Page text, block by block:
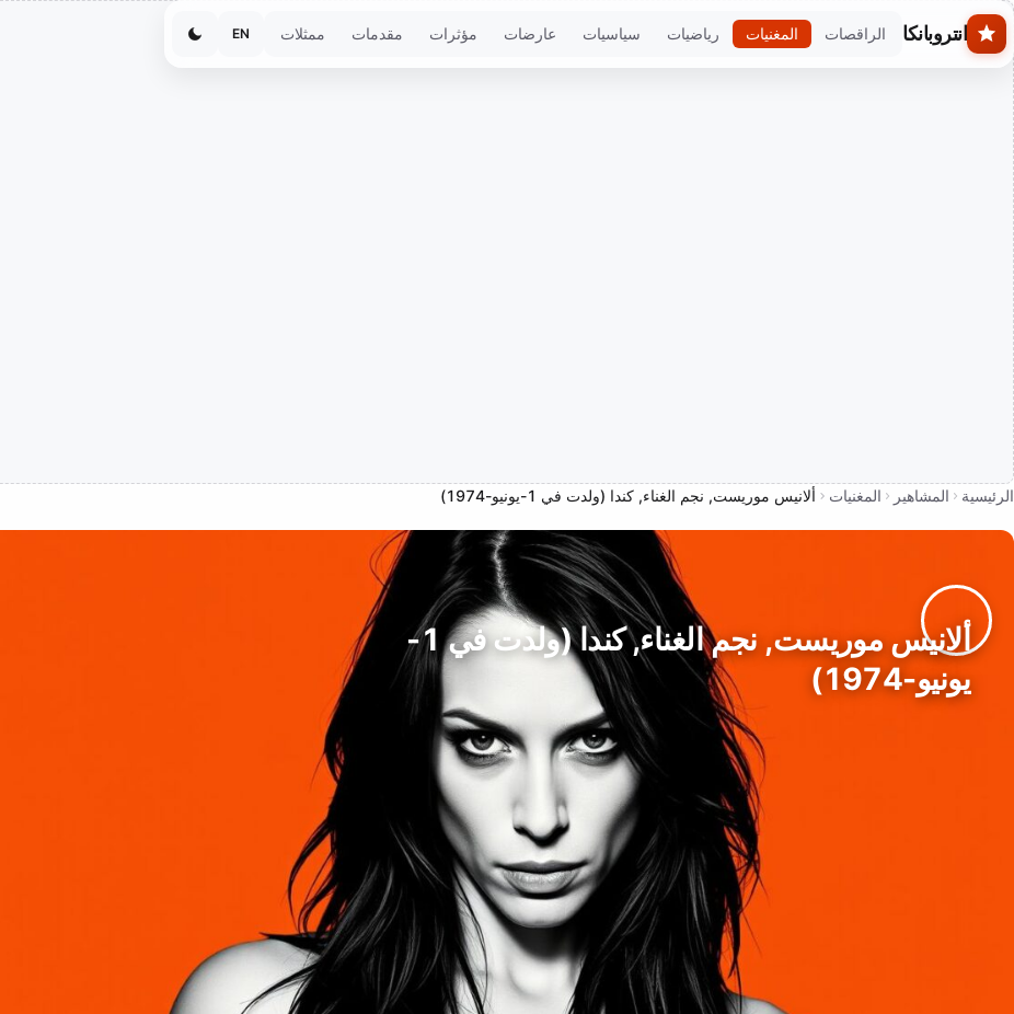
Skip to main content
انتروبانكا الراقصات المغنيات رياضيات سياسيات عارضات مؤثرات مقدمات ممثلات EN
الرئيسية المشاهير المغنيات ألانيس موريست, نجم الغناء, كندا (ولدت في 1-يونيو-1974)
ألانيس موريست, نجم الغناء, كندا (ولدت في 1-
يونيو-1974)